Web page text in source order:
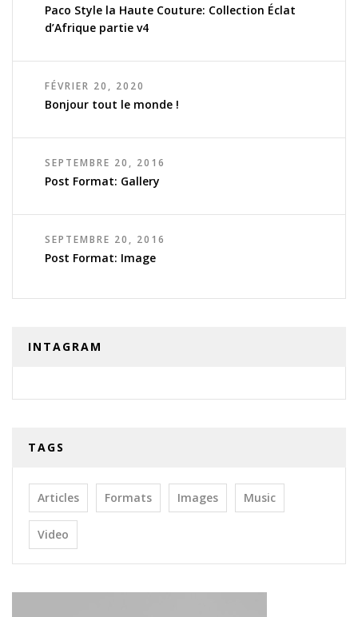
Paco Style la Haute Couture: Collection Éclat
d’Afrique partie v4
FÉVRIER 20, 2020
Bonjour tout le monde !
SEPTEMBRE 20, 2016
Post Format: Gallery
SEPTEMBRE 20, 2016
Post Format: Image
INTAGRAM
TAGS
Articles Formats Images Music
Video